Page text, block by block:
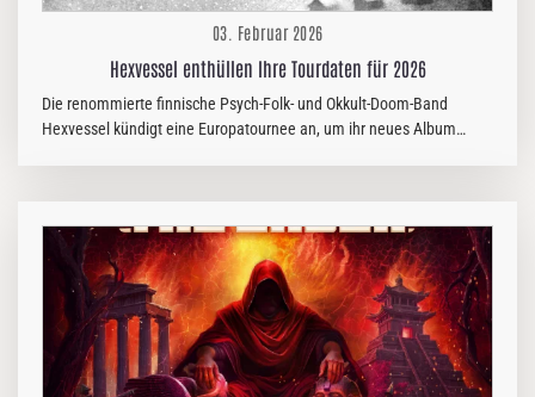
03. Februar 2026
Hexvessel enthüllen Ihre Tourdaten für 2026
Die renommierte finnische Psych-Folk- und Okkult-Doom-Band
Hexvessel kündigt eine Europatournee an, um ihr neues Album
Unsichtbare. Für diese Konzertreihe tun sich Hexvessel mit den
französischen Pionieren des Okkult-Rock, Aluk Todolo, zusammen,
die kürzlich „Lux“ veröffentlicht haben – ein Album, auf dem Licht
und erdverbundene Energie ineinanderfließen. Hexvessel
kommentiert: „Ich bin stolz, endlich eine Tournee zur Feier der
Veröffentlichung von ‚Nocturne‘…